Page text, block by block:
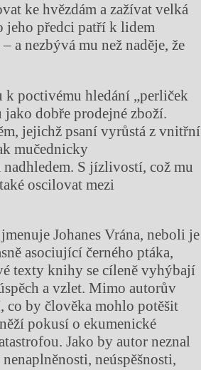
ke hvězdám a zažívat velká
jeho předci patří k lidem
a nezbývá mu než naděje, že
k poctivému hledání „perliček
jako dobře prodejné zboží.
jejichž psaní vyrůstá z vnitřní
mučednicky
S jízlivostí, což mu
oscilovat mezi
Johanes Vrána, neboli je
asociující černého ptáka,
texty knihy se cíleně vyhýbají
a vzlet. Mimo autorův
co by člověka mohlo potěšit
pokusí o ekumenické
Jako by autor neznal
neúspěšnosti,